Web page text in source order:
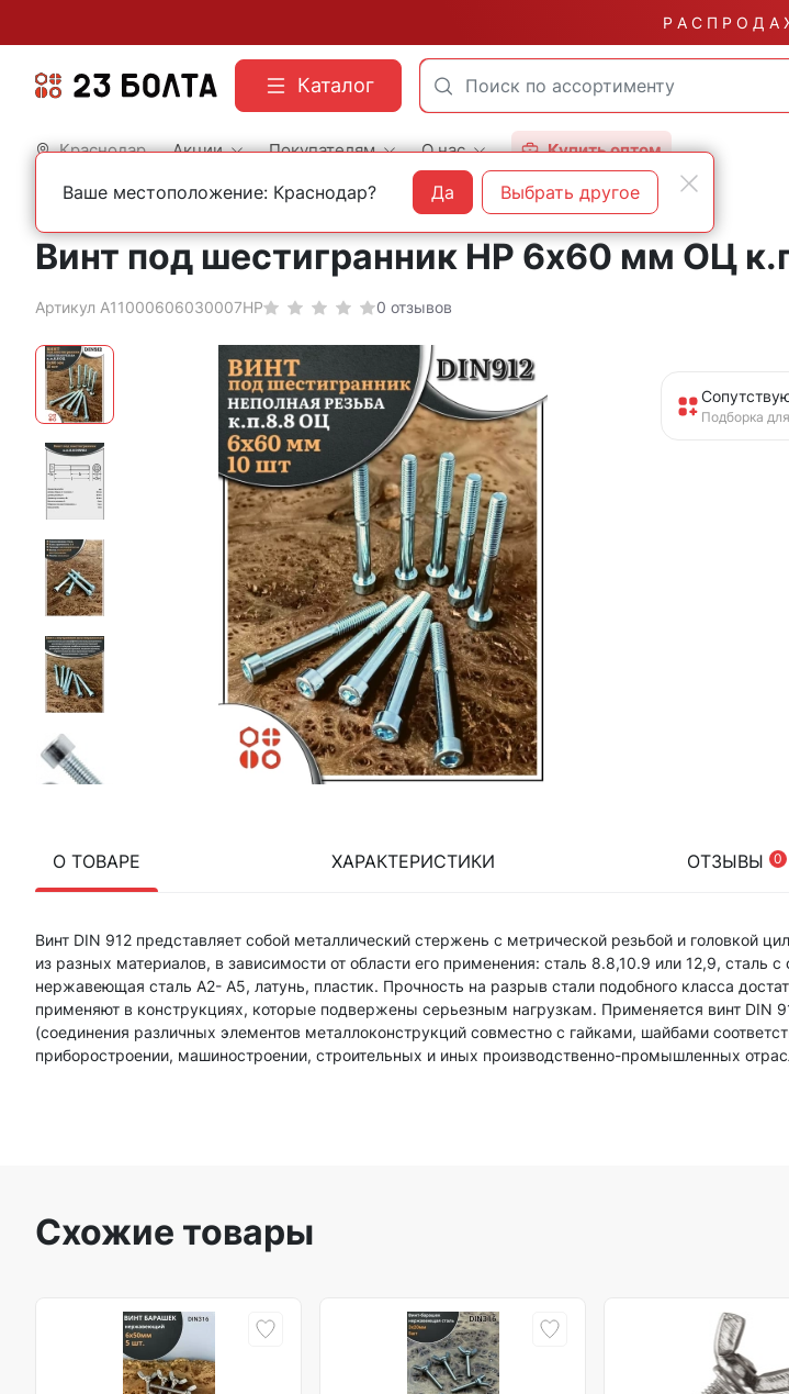
Р А С П Р О Д А
Каталог
Краснодар Акции Покупателям О нас Купить оптом
Главная Фасованный крепеж Винты
Винт под шестигранник НР 6х60 мм ОЦ
Артикул А11000606030007НР 0 отзывов
Подборка
О ТОВАРЕ ХАРАКТЕРИСТИКИ ОТЗЫВЫ 0
Винт DIN 912 представляет собой металлический стержень с метрической резьбой и головкой
из разных материалов, в зависимости от области его применения: сталь 8.8,10.9 или 12,9, сталь
нержавеющая сталь А2- А5, латунь, пластик. Прочность на разрыв стали подобного класса
применяют в конструкциях, которые подвержены серьезным нагрузкам. Применяется винт DIN
(соединения различных элементов металлоконструкций совместно с гайками, шайбами
приборостроении, машиностроении, строительных и иных производственно-промышленных
Схожие товары
Ваше местоположение: Краснодар? Да Выбрать другое